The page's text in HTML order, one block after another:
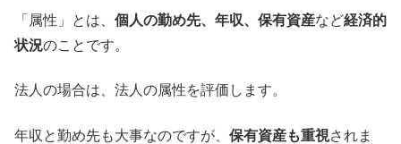
「属性」とは、 個人の勤め先、年収、保有資産など経済的
状況のことです。
法人の場合は、法人の属性を評価します。
年収と勤め先も大事なのですが、 保有資産も重視されま